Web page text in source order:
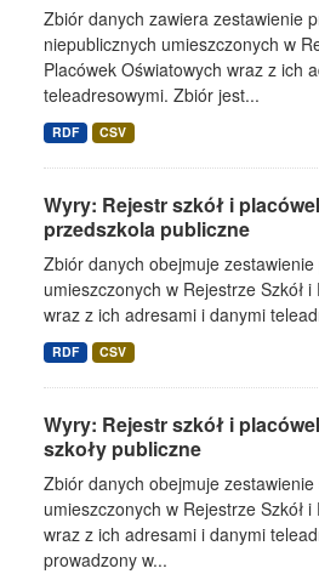
Zbiór danych zawiera zestawienie
niepublicznych umieszczonych w
Placówek Oświatowych wraz z ich
teleadresowymi. Zbiór jest...
RDF CSV
Wyry: Rejestr szkół i
przedszkola publiczne
Zbiór danych obejmuje
umieszczonych w Rejestrze Szkół
wraz z ich adresami i danymi
RDF CSV
Wyry: Rejestr szkół i
szkoły publiczne
Zbiór danych obejmuje zestawienie
umieszczonych w Rejestrze Szkół
wraz z ich adresami i danymi
prowadzony w...